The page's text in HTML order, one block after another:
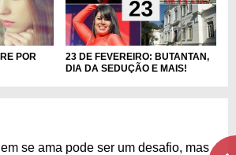
POR
23 DE FEVEREIRO: BUTANTAN,
DIA DA SEDUÇÃO E MAIS!
se ama pode ser um desafio, mas